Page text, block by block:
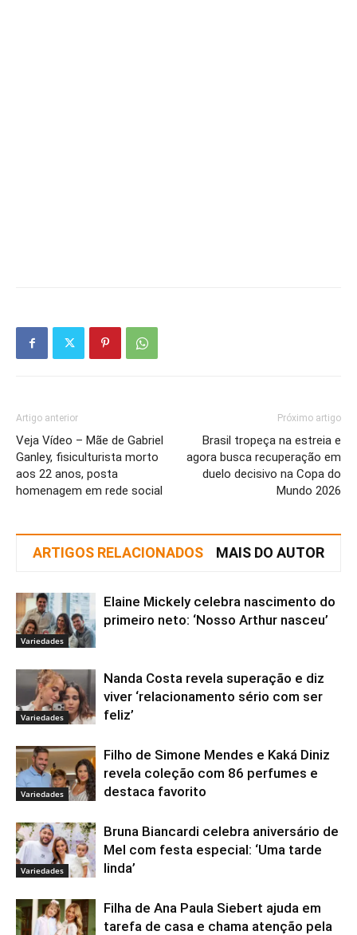
Artigo anterior
Veja Vídeo – Mãe de Gabriel
Ganley, fisiculturista morto
aos 22 anos, posta
homenagem em rede social
Próximo artigo
Brasil tropeça na estreia e
agora busca recuperação em
duelo decisivo na Copa do
Mundo 2026
ARTIGOS RELACIONADOS MAIS DO AUTOR
Variedades
Elaine Mickely celebra nascimento do
primeiro neto: ‘Nosso Arthur nasceu’
Variedades
Nanda Costa revela superação e diz
viver ‘relacionamento sério com ser
feliz’
Variedades
Filho de Simone Mendes e Kaká Diniz
revela coleção com 86 perfumes e
destaca favorito
Variedades
Bruna Biancardi celebra aniversário de
Mel com festa especial: ‘Uma tarde
linda’
Filha de Ana Paula Siebert ajuda em
tarefa de casa e chama atenção pela